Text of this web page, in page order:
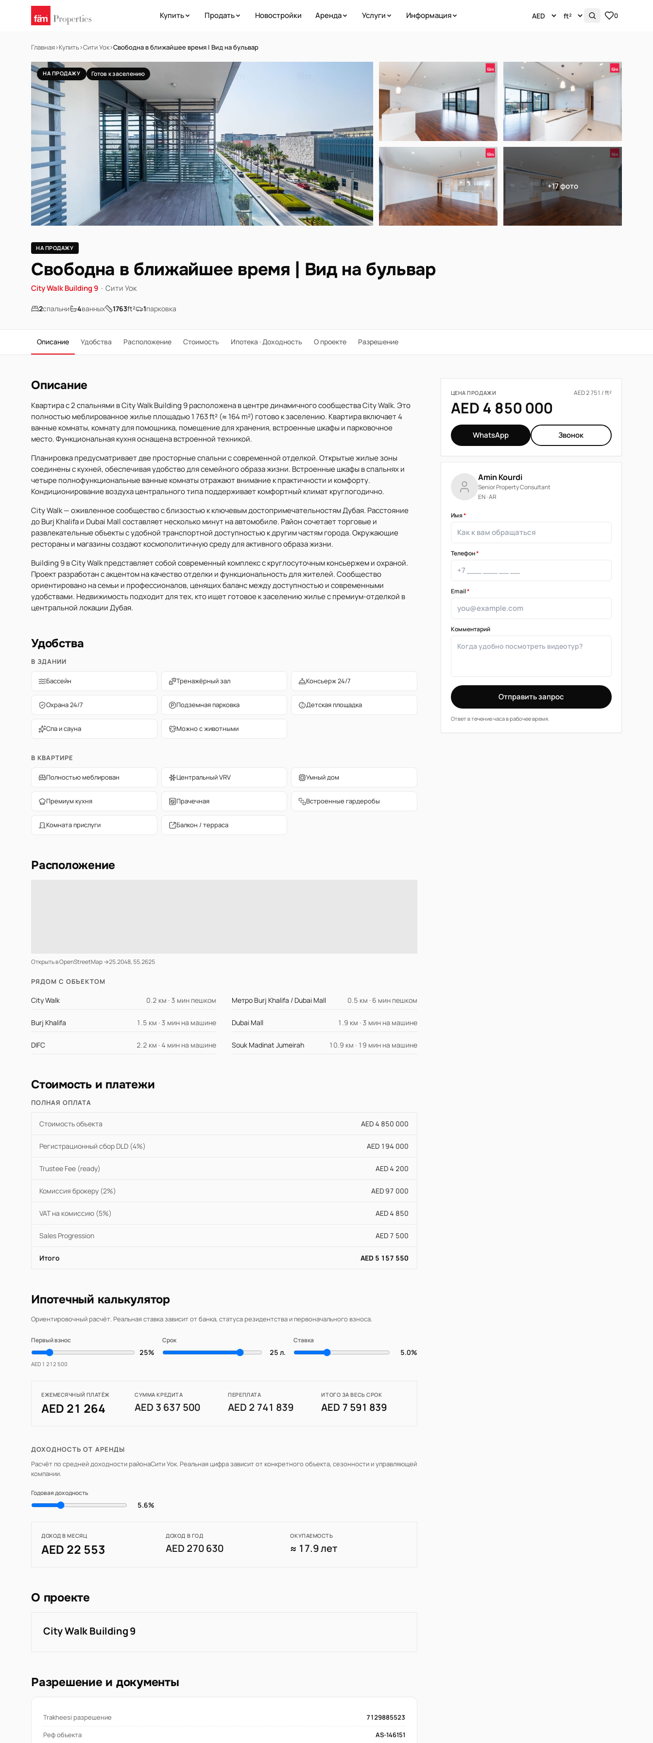
Купить Продать Новостройки Аренда Услуги Информация 0
Главная›Купить›Сити Уок›Свободна в ближайшее время | Вид на бульвар
НА ПРОДАЖУ Готов к заселению
+17 фото
НА ПРОДАЖУ
Свободна в ближайшее время | Вид на бульвар
City Walk Building 9 · Сити Уок
2спальни 4ванных 1763ft² 1парковка
Описание Удобства Расположение Стоимость Ипотека · Доходность О проекте Разрешение
Описание
Квартира с 2 спальнями в City Walk Building 9 расположена в центре динамичного сообщества City Walk. Это
полностью меблированное жилье площадью 1 763 ft² (≈ 164 m²) готово к заселению. Квартира включает 4
ванные комнаты, комнату для помощника, помещение для хранения, встроенные шкафы и парковочное
место. Функциональная кухня оснащена встроенной техникой.
Планировка предусматривает две просторные спальни с современной отделкой. Открытые жилые зоны
соединены с кухней, обеспечивая удобство для семейного образа жизни. Встроенные шкафы в спальнях и
четыре полнофункциональные ванные комнаты отражают внимание к практичности и комфорту.
Кондиционирование воздуха центрального типа поддерживает комфортный климат круглогодично.
City Walk — оживленное сообщество с близостью к ключевым достопримечательностям Дубая. Расстояние
до Burj Khalifa и Dubai Mall составляет несколько минут на автомобиле. Район сочетает торговые и
развлекательные объекты с удобной транспортной доступностью к другим частям города. Окружающие
рестораны и магазины создают космополитичную среду для активного образа жизни.
Building 9 в City Walk представляет собой современный комплекс с круглосуточным консьержем и охраной.
Проект разработан с акцентом на качество отделки и функциональность для жителей. Сообщество
ориентировано на семьи и профессионалов, ценящих баланс между доступностью и современными
удобствами. Недвижимость подходит для тех, кто ищет готовое к заселению жилье с премиум-отделкой в
центральной локации Дубая.
Удобства
В ЗДАНИИ
Бассейн Тренажёрный зал Консьерж 24/7
Охрана 24/7 Подземная парковка Детская площадка
Спа и сауна Можно с животными
В КВАРТИРЕ
Полностью меблирован Центральный VRV Умный дом
Премиум кухня Прачечная Встроенные гардеробы
Комната прислуги Балкон / терраса
Расположение
Открыть в OpenStreetMap →25.2048, 55.2625
РЯДОМ С ОБЪЕКТОМ
City Walk 0.2 км · 3 мин пешком Метро Burj Khalifa / Dubai Mall 0.5 км · 6 мин пешком
Burj Khalifa 1.5 км · 3 мин на машине Dubai Mall 1.9 км · 3 мин на машине
DIFC 2.2 км · 4 мин на машине Souk Madinat Jumeirah 10.9 км · 19 мин на машине
Стоимость и платежи
ПОЛНАЯ ОПЛАТА
Стоимость объекта AED 4 850 000
Регистрационный сбор DLD (4%) AED 194 000
Trustee Fee (ready) AED 4 200
Комиссия брокеру (2%) AED 97 000
VAT на комиссию (5%) AED 4 850
Sales Progression AED 7 500
Итого AED 5 157 550
Ипотечный калькулятор
Ориентировочный расчёт. Реальная ставка зависит от банка, статуса резидентства и первоначального взноса.
Первый взнос
25%
AED 1 212 500
Срок
25 л.
Ставка
5.0%
ЕЖЕМЕСЯЧНЫЙ ПЛАТЁЖ
AED 21 264
СУММА КРЕДИТА
AED 3 637 500
ПЕРЕПЛАТА
AED 2 741 839
ИТОГО ЗА ВЕСЬ СРОК
AED 7 591 839
ДОХОДНОСТЬ ОТ АРЕНДЫ
Расчёт по средней доходности районаСити Уок. Реальная цифра зависит от конкретного объекта, сезонности и управляющей
компании.
Годовая доходность
5.6%
ДОХОД В МЕСЯЦ
AED 22 553
ДОХОД В ГОД
AED 270 630
ОКУПАЕМОСТЬ
≈ 17.9 лет
О проекте
City Walk Building 9
Разрешение и документы
Trakheesi разрешение
7129885523
Реф объекта
AS-146151
ЦЕНА ПРОДАЖИ AED 2 751 / ft²
AED 4 850 000
WhatsApp Звонок
Amin Kourdi
Senior Property Consultant
EN · AR
Имя*
Телефон*
Email*
Комментарий
Отправить запрос
Ответ в течение часа в рабочее время.